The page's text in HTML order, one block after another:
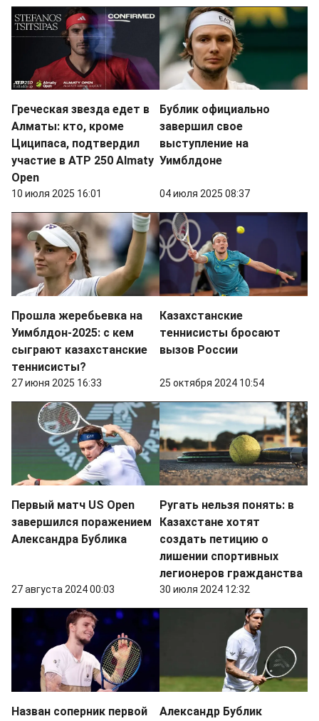
Греческая звезда едет в
Алматы: кто, кроме
Циципаса, подтвердил
участие в ATP 250 Almaty
Open
10 июля 2025 16:01
Бублик официально
завершил свое
выступление на
Уимблдоне
04 июля 2025 08:37
Прошла жеребьевка на
Уимблдон-2025: с кем
сыграют казахстанские
теннисисты?
27 июня 2025 16:33
Казахстанские
теннисисты бросают
вызов России
25 октября 2024 10:54
Первый матч US Open
завершился поражением
Александра Бублика
27 августа 2024 00:03
Ругать нельзя понять: в
Казахстане хотят
создать петицию о
лишении спортивных
легионеров гражданства
30 июля 2024 12:32
Назван соперник первой
Александр Бублик